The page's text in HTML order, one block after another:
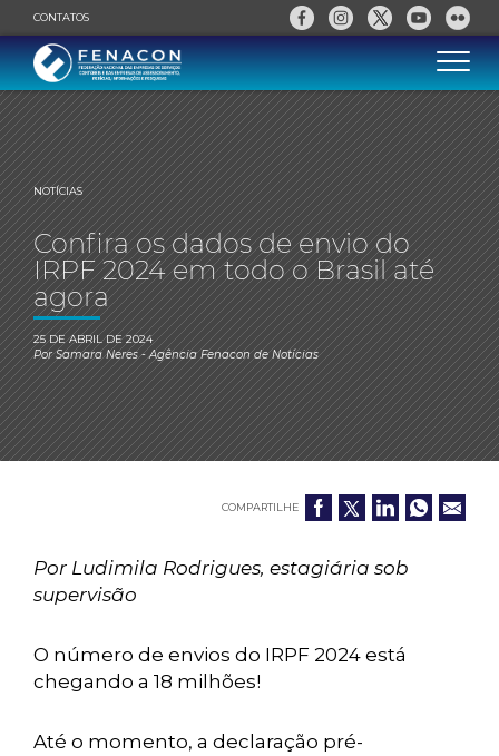
CONTATOS
NOTÍCIAS
Confira os dados de envio do
IRPF 2024 em todo o Brasil até
agora
25 DE ABRIL DE 2024
PorSamara Neres- Agência Fenacon de Notícias
COMPARTILHE
Por Ludimila Rodrigues, estagiária sob
supervisão
O número de envios do IRPF 2024 está
chegando a 18 milhões!
Até o momento, a declaração pré-